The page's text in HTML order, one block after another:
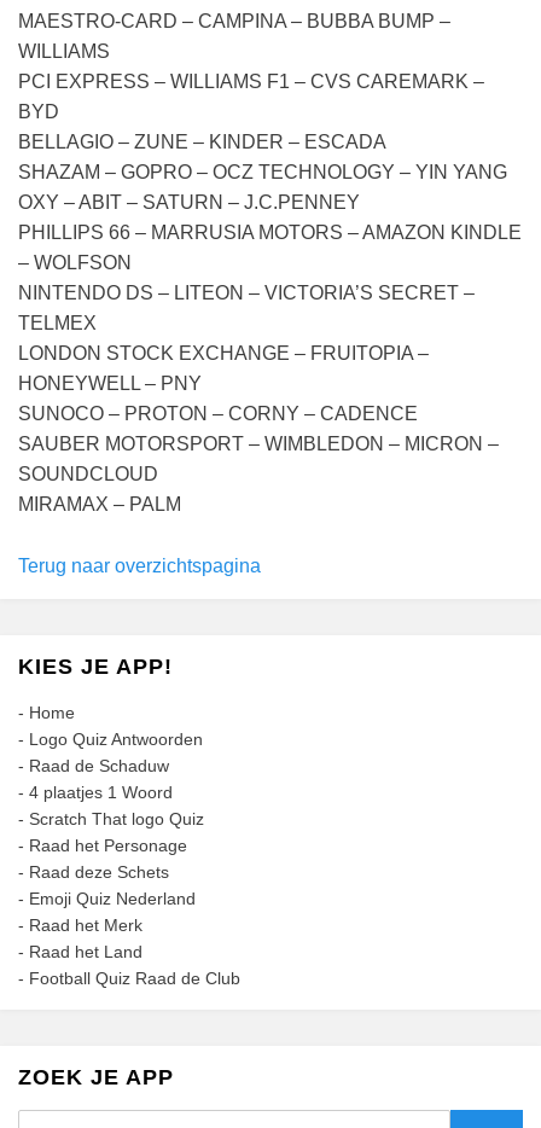
MAESTRO-CARD – CAMPINA – BUBBA BUMP –
WILLIAMS
PCI EXPRESS – WILLIAMS F1 – CVS CAREMARK –
BYD
BELLAGIO – ZUNE – KINDER – ESCADA
SHAZAM – GOPRO – OCZ TECHNOLOGY – YIN YANG
OXY – ABIT – SATURN – J.C.PENNEY
PHILLIPS 66 – MARRUSIA MOTORS – AMAZON KINDLE
– WOLFSON
NINTENDO DS – LITEON – VICTORIA’S SECRET –
TELMEX
LONDON STOCK EXCHANGE – FRUITOPIA –
HONEYWELL – PNY
SUNOCO – PROTON – CORNY – CADENCE
SAUBER MOTORSPORT – WIMBLEDON – MICRON –
SOUNDCLOUD
MIRAMAX – PALM
Terug naar overzichtspagina
KIES JE APP!
- Home
- Logo Quiz Antwoorden
- Raad de Schaduw
- 4 plaatjes 1 Woord
- Scratch That logo Quiz
- Raad het Personage
- Raad deze Schets
- Emoji Quiz Nederland
- Raad het Merk
- Raad het Land
- Football Quiz Raad de Club
ZOEK JE APP